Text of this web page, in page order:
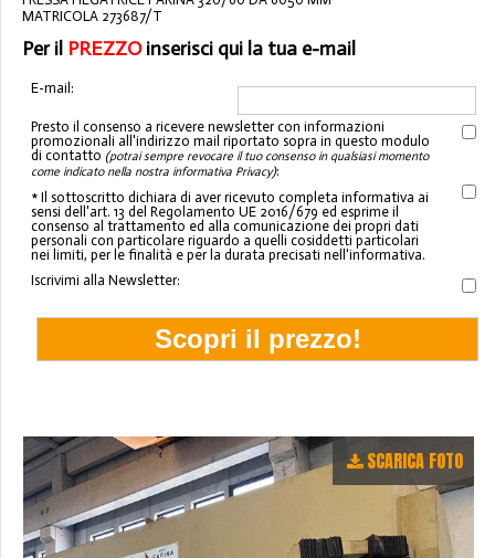
MATRICOLA 273687/T
Per il PREZZOinserisci qui la tua e-mail
E-mail:
Presto il consenso a ricevere newsletter con informazioni
promozionali all'indirizzo mail riportato sopra in questo modulo
di contatto (potrai sempre revocare il tuo consenso in qualsiasi momento
come indicato nella nostra informativa Privacy):
* Il sottoscritto dichiara di aver ricevuto completa informativa ai
sensi dell'art. 13 del Regolamento UE 2016/679 ed esprime il
consenso al trattamento ed alla comunicazione dei propri dati
personali con particolare riguardo a quelli cosiddetti particolari
nei limiti, per le finalità e per la durata precisati nell'informativa.
Iscrivimi alla Newsletter:
SCARICA FOTO